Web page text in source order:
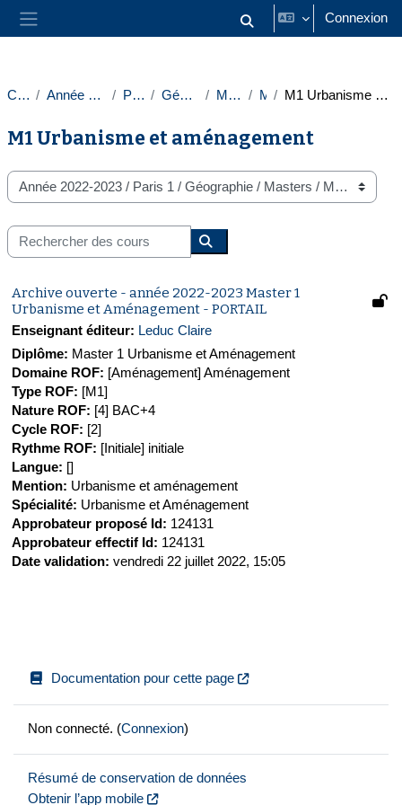
Panneau latéral Activer/désactiver la saisie
Connexion
Cours Année 2022-2023 Paris 1 Géographie Masters M1 M1 Urbanisme et aménagement
M1 Urbanisme et aménagement
Catégories de cours
Rechercher des cours
Archive ouverte - année 2022-2023 Master 1
Urbanisme et Aménagement - PORTAIL
Enseignant éditeur: Leduc Claire
Diplôme: Master 1 Urbanisme et Aménagement
Domaine ROF: [Aménagement] Aménagement
Type ROF: [M1]
Nature ROF: [4] BAC+4
Cycle ROF: [2]
Rythme ROF: [Initiale] initiale
Langue: []
Mention: Urbanisme et aménagement
Spécialité: Urbanisme et Aménagement
Approbateur proposé Id: 124131
Approbateur effectif Id: 124131
Date validation: vendredi 22 juillet 2022, 15:05
Documentation pour cette page
Non connecté. (Connexion)
Résumé de conservation de données
Obtenir l’app mobile